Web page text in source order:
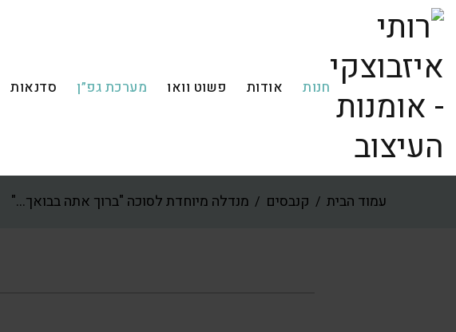
חנות אודות פשוט וואו מערכת גפ”ן סדנאות
עמוד הבית / קנבסים / מנדלה מיוחדת לסוכה "ברוך אתה בבואך…"